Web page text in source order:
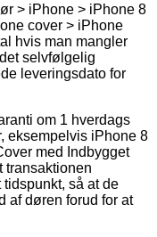
> iPhone > iPhone 8
cover > iPhone
hvis man mangler
selvfølgelig
leveringsdato for
om 1 hverdags
eksempelvis iPhone 8
med Indbygget
transaktionen
så at de
af døren forud for at